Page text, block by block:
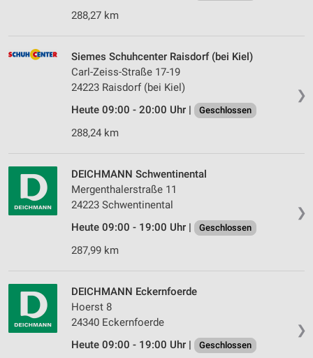
288,27 km
❯
Siemes Schuhcenter Raisdorf (bei Kiel)
Carl-Zeiss-Straße 17-19
24223 Raisdorf (bei Kiel)
Heute 09:00 - 20:00 Uhr |
Geschlossen
288,24 km
❯
DEICHMANN Schwentinental
Mergenthalerstraße 11
24223 Schwentinental
Heute 09:00 - 19:00 Uhr |
Geschlossen
287,99 km
❯
DEICHMANN Eckernfoerde
Hoerst 8
24340 Eckernfoerde
Heute 09:00 - 19:00 Uhr |
Geschlossen